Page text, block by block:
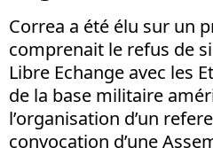
Correa a été élu sur un
comprenait le refus de
Libre Echange avec les
de la base militaire
l’organisation d’un
convocation d’une